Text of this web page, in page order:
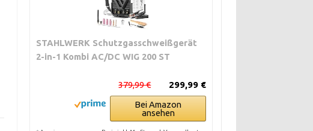
STAHLWERK Schutzgasschweißgerät
2-in-1 Kombi AC/DC WIG 200 ST
299,99 €
379,99 €
Bei Amazon
ansehen